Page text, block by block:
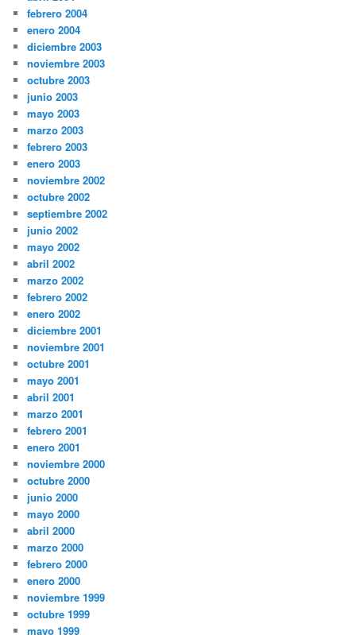
febrero 2004
enero 2004
diciembre 2003
noviembre 2003
octubre 2003
junio 2003
mayo 2003
marzo 2003
febrero 2003
enero 2003
noviembre 2002
octubre 2002
septiembre 2002
junio 2002
mayo 2002
abril 2002
marzo 2002
febrero 2002
enero 2002
diciembre 2001
noviembre 2001
octubre 2001
mayo 2001
abril 2001
marzo 2001
febrero 2001
enero 2001
noviembre 2000
octubre 2000
junio 2000
mayo 2000
abril 2000
marzo 2000
febrero 2000
enero 2000
noviembre 1999
octubre 1999
mayo 1999